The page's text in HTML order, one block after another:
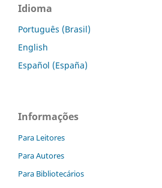
Idioma
Português (Brasil)
English
Español (España)
Informações
Para Leitores
Para Autores
Para Bibliotecários